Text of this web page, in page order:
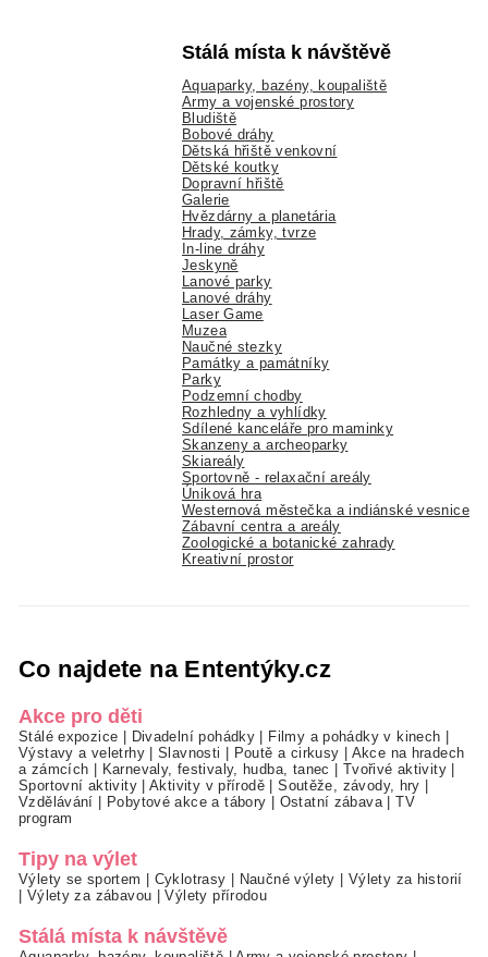
Stálá místa k návštěvě
Aquaparky, bazény, koupaliště
Army a vojenské prostory
Bludiště
Bobové dráhy
Dětská hřiště venkovní
Dětské koutky
Dopravní hřiště
Galerie
Hvězdárny a planetária
Hrady, zámky, tvrze
In-line dráhy
Jeskyně
Lanové parky
Lanové dráhy
Laser Game
Muzea
Naučné stezky
Památky a památníky
Parky
Podzemní chodby
Rozhledny a vyhlídky
Sdílené kanceláře pro maminky
Skanzeny a archeoparky
Skiareály
Sportovně - relaxační areály
Úniková hra
Westernová městečka a indiánské vesnice
Zábavní centra a areály
Zoologické a botanické zahrady
Kreativní prostor
Co najdete na Ententýky.cz
Akce pro děti
Stálé expozice | Divadelní pohádky | Filmy a pohádky v kinech |
Výstavy a veletrhy|Slavnosti | Poutě a cirkusy | Akce na hradech
a zámcích | Karnevaly, festivaly, hudba, tanec | Tvořivé aktivity |
Sportovní aktivity|Aktivity v přírodě |Soutěže, závody, hry |
Vzdělávání | Pobytové akce a tábory | Ostatní zábava |TV
program
Tipy na výlet
Výlety se sportem | Cyklotrasy | Naučné výlety | Výlety za historií
| Výlety za zábavou |Výlety přírodou
Stálá místa k návštěvě